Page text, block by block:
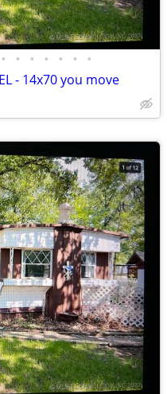
• • • • • • •
- 14x70 you move